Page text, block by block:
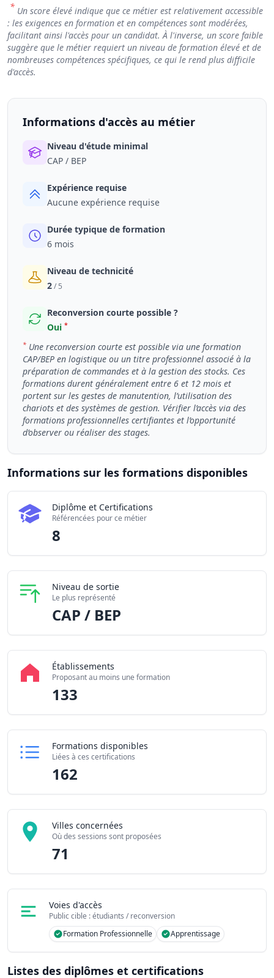
* Un score élevé indique que ce métier est relativement accessible
: les exigences en formation et en compétences sont modérées,
facilitant ainsi l'accès pour un candidat. À l'inverse, un score faible
suggère que le métier requiert un niveau de formation élevé et de
nombreuses compétences spécifiques, ce qui le rend plus difficile
d'accès.
Informations d'accès au métier
Niveau d'étude minimal
CAP / BEP
Expérience requise
Aucune expérience requise
Durée typique de formation
6 mois
Niveau de technicité
2/ 5
Reconversion courte possible ?
Oui *
* Une reconversion courte est possible via une formation
CAP/BEP en logistique ou un titre professionnel associé à la
préparation de commandes et à la gestion des stocks. Ces
formations durent généralement entre 6 et 12 mois et
portent sur les gestes de manutention, l’utilisation des
chariots et des systèmes de gestion. Vérifier l’accès via des
formations professionnelles certifiantes et l’opportunité
d’observer ou réaliser des stages.
Informations sur les formations disponibles
Chiffres clés de la formation Préparateur / Préparatrice
Certifications disponibles
Diplôme et Certifications
Référencées pour ce métier
8
Niveau de sortie
Le plus représenté
CAP / BEP
Établissements
Proposant au moins une formation
133
Formations disponibles
Liées à ces certifications
162
Villes concernées
Où des sessions sont proposées
71
Voies d'accès
Public cible : étudiants / reconversion
Formation Professionnelle
Apprentissage
Listes des diplômes et certifications